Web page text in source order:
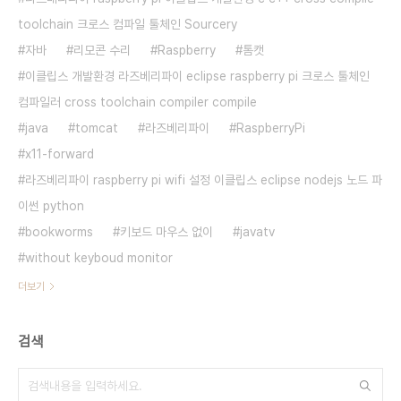
toolchain 크로스 컴파일 툴체인 Sourcery
자바
리모콘 수리 Raspberry
톰캣
이클립스 개발환경 라즈베리파이 eclipse raspberry pi 크로스 툴체인
컴파일러 cross toolchain compiler compile
java
tomcat 라즈베리파이
RaspberryPi
x11-forward
라즈베리파이 raspberry pi wifi 설정 이클립스 eclipse nodejs 노드 파
이썬 python
bookworms
키보드 마우스 없이
javatv
without keyboud monitor
더보기
검색